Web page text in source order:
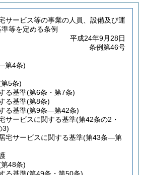
サービス等の事業の人員、設備及び運
等を定める条例
平成24年9月28日
条例第46号
第4条)
5条)
る基準(第6条・第7条)
る基準(第8条)
る基準(第9条―第42条)
サービスに関する基準(第42条の2・
3)
宅サービスに関する基準(第43条―第
48条)